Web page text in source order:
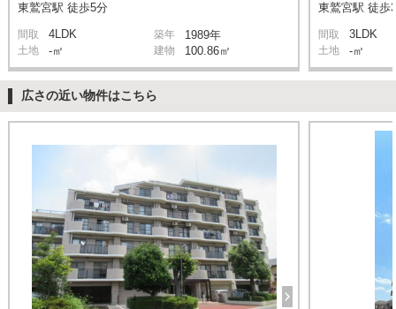
東鷲宮駅 徒歩5分
間取 4LDK 築年 1989年
土地 -㎡ 建物 100.86㎡
東鷲宮駅 徒歩
間取 3LDK
土地 -㎡
広さの近い物件はこちら